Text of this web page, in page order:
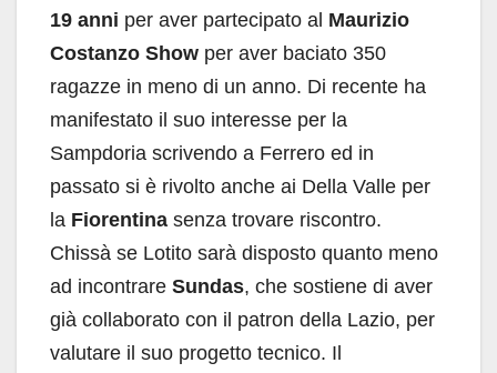
19 anni per aver partecipato al Maurizio
Costanzo Show per aver baciato 350
ragazze in meno di un anno. Di recente ha
manifestato il suo interesse per la
Sampdoria scrivendo a Ferrero ed in
passato si è rivolto anche ai Della Valle per
la Fiorentina senza trovare riscontro.
Chissà se Lotito sarà disposto quanto meno
ad incontrare Sundas, che sostiene di aver
già collaborato con il patron della Lazio, per
valutare il suo progetto tecnico. Il